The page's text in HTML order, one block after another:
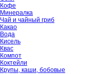
Кофе
Минералка
Чай и чайный гриб
Какао
Вода
Кисель
Квас
Компот
Коктейли
Крупы, каши, бобовые